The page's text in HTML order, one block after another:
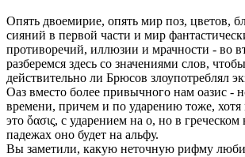
Опять двоемирие, опять мир поз, цветов,
сияний в первой части и мир
противоречий, иллюзии и мрачности - во
разберемся здесь со значениями слов,
действительно ли Брюсов злоупотреблял
Оаз вместо более привычного нам оазис -
времени, причем и по ударению тоже, хотя
это ὄασις, с ударением на о, но в
падежах оно будет на альфу.
Вы заметили, какую неточную рифму